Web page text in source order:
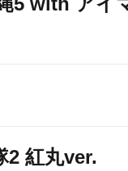
2 紅丸ver.